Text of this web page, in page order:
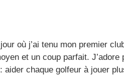
où j’ai tenu mon premier
et un coup parfait.
chaque golfeur à jouer